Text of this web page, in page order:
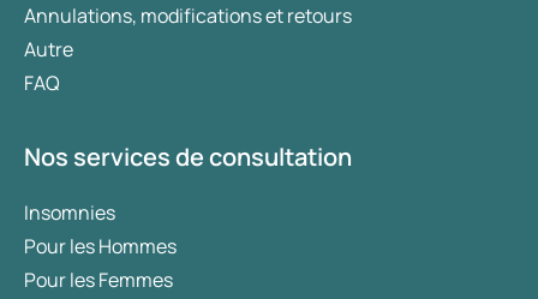
Annulations, modifications et retours
Autre
FAQ
Nos services de consultation
Insomnies
Pour les Hommes
Pour les Femmes